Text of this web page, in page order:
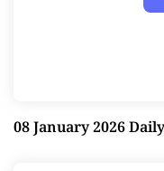
08 January 2026